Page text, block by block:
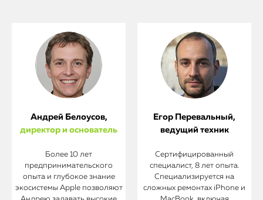
Андрей Белоусов,
директор и основатель
Более 10 лет
предпринимательского
опыта и глубокое знание
экосистемы Apple позволяют
Егор Перевальный,
ведущий техник
Сертифицированный
специалист, 8 лет опыта.
Специализируется на
сложных ремонтах iPhone и